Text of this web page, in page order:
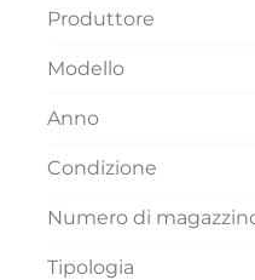
Produttore
Modello
Anno
Condizione
Numero di
Tipologia